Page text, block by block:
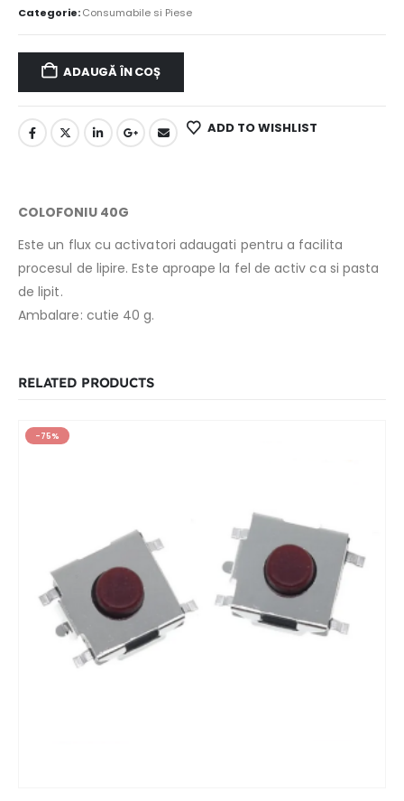
Categorie:Consumabile si Piese
ADAUGĂ ÎN COȘ
ADD TO WISHLIST
COLOFONIU 40G
Este un flux cu activatori adaugati pentru a facilita
procesul de lipire. Este aproape la fel de activ ca si pasta
de lipit.
Ambalare: cutie 40 g.
RELATED PRODUCTS
-75%